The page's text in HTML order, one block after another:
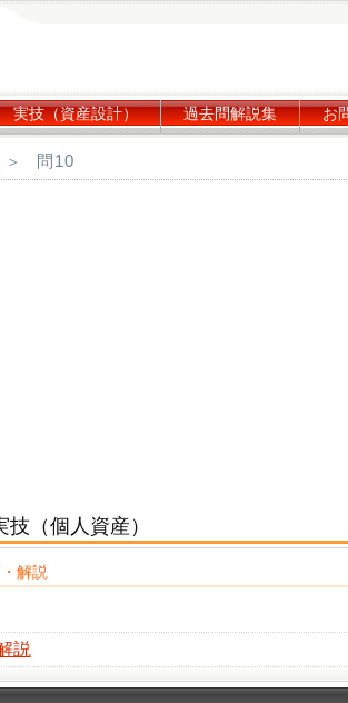
実技（資産設計） 過去問解説集 お
問10
（個人資産）
解説
説